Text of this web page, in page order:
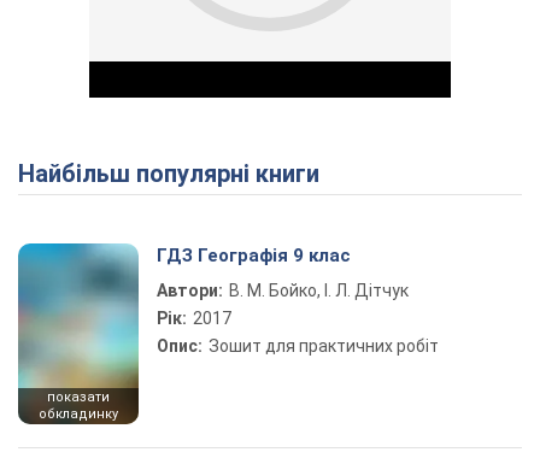
Play Video
Найбільш популярні книги
показати
обкладинку
ГДЗ Географія 9 клас
Автори: В. М. Бойко, І. Л. Дітчук
Рік: 2017
Опис: Зошит для практичних робіт